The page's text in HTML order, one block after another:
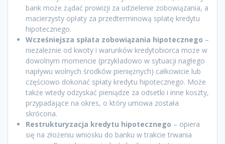
bank może żądać prowizji za udzielenie zobowiązania, a
macierzysty opłaty za przedterminową spłatę kredytu
hipotecznego.
Wcześniejsza spłata zobowiązania hipotecznego –
niezależnie od kwoty i warunków kredytobiorca może w
dowolnym momencie (przykładowo w sytuacji nagłego
napływu wolnych środków pieniężnych) całkowicie lub
częściowo dokonać spłaty kredytu hipotecznego. Może
także wtedy odzyskać pieniądze za odsetki i inne koszty,
przypadające na okres, o który umowa została
skrócona.
Restrukturyzacja kredytu hipotecznego – opiera
się na złożeniu wniosku do banku w trakcie trwania